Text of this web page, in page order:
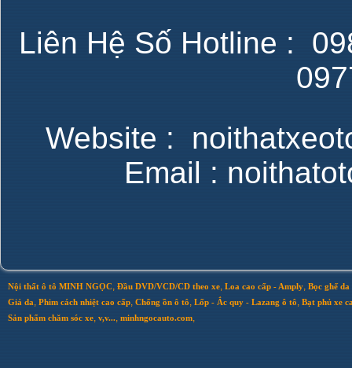
Liên Hệ Số Hotline :
Website :
Email :
Nội thất ô tô MINH NGỌC, Đầu DVD/VCD/CD theo xe, Loa cao cấp - Amply, Bọc ghế
Giả da, Phim cách nhiệt cao cấp, Chống ồn ô tô, Lốp - Ắc quy - Lazang ô tô, Bạt phủ xe
Sản phẩm chăm sóc xe, v,v..., minhngocauto.com,